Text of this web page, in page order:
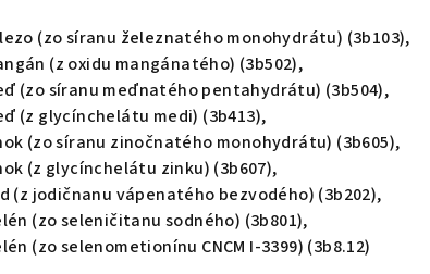
(zo síranu železnatého monohydrátu) (3b103),
(z oxidu mangánatého) (3b502),
(zo síranu meďnatého pentahydrátu) (3b504),
(z glycínchelátu medi) (3b413),
(zo síranu zinočnatého monohydrátu) (3b605),
(z glycínchelátu zinku) (3b607),
(z jodičnanu vápenatého bezvodého) (3b202),
(zo seleničitanu sodného) (3b801),
(zo selenometionínu CNCM I-3399) (3b8.12)